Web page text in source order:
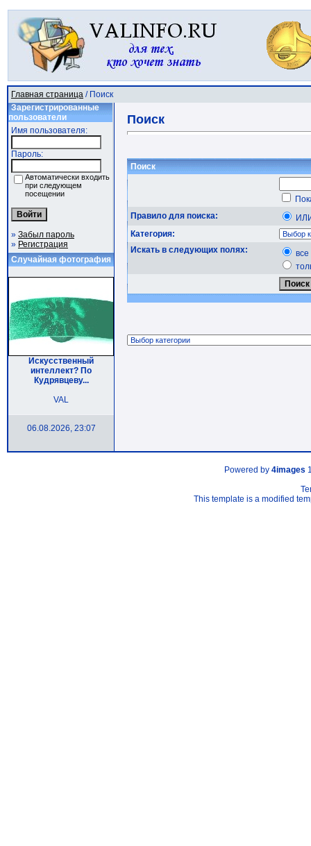
Главная страница / Поиск
Зарегистрированные
пользователи
Имя пользователя:
Пароль:
Автоматически входить
при следующем
посещении
» Забыл пароль
» Регистрация
Случайная фотография
Искусственный
интеллект? По
Кудрявцеву...
VAL
06.08.2026, 23:07
Поиск
Поиск
Правило для поиска:
Категория:
Искать в следующих полях:
все
Powered by 4images
This template is a modified